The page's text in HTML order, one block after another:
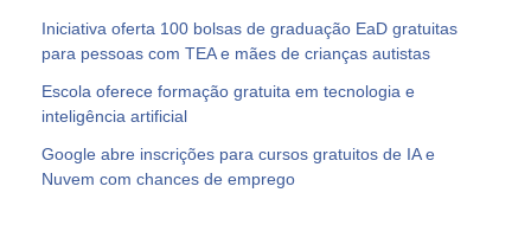
Iniciativa oferta 100 bolsas de graduação EaD gratuitas
para pessoas com TEA e mães de crianças autistas
Escola oferece formação gratuita em tecnologia e
inteligência artificial
Google abre inscrições para cursos gratuitos de IA e
Nuvem com chances de emprego